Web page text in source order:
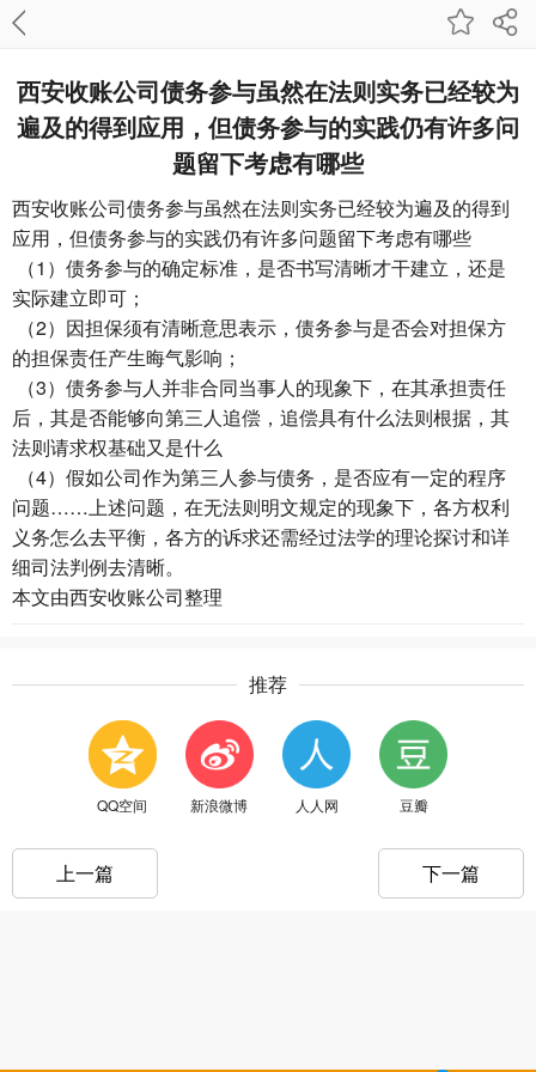
西安收账公司​债务参与虽然在法则实务已经较为
遍及的得到应用，但债务参与的实践仍有许多问
题留下考虑有哪些
西安收账公司债务参与虽然在法则实务已经较为遍及的得到
应用，但债务参与的实践仍有许多问题留下考虑有哪些
（1）债务参与的确定标准，是否书写清晰才干建立，还是
实际建立即可；
（2）因担保须有清晰意思表示，债务参与是否会对担保方
的担保责任产生晦气影响；
（3）债务参与人并非合同当事人的现象下，在其承担责任
后，其是否能够向第三人追偿，追偿具有什么法则根据，其
法则请求权基础又是什么
（4）假如公司作为第三人参与债务，是否应有一定的程序
问题……上述问题，在无法则明文规定的现象下，各方权利
义务怎么去平衡，各方的诉求还需经过法学的理论探讨和详
细司法判例去清晰。
本文由西安收账公司整理
推荐
QQ空间 新浪微博 人人网 豆瓣
上一篇 下一篇